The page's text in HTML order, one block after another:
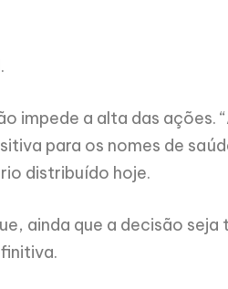
impede a alta das ações.
para os nomes de
distribuído hoje.
ainda que a decisão seja